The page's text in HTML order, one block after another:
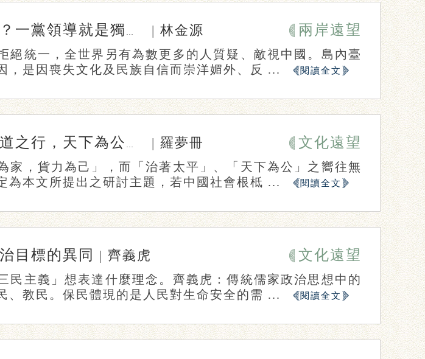
多黨競爭必然民主？一黨領導就是獨裁？ | 林金源 兩岸遠望
絕統一，全世界另有為數更多的人質疑、敵視中國。島內臺
，是因喪失文化及民族自信而崇洋媚外、反 ...
閱讀全文
羅夢冊論中國：大道之行，天下為公（下） | 羅夢冊 文化遠望
家，貨力為己」，而「治著太平」、「天下為公」之嚮往無
為本文所提出之研討主題，若中國社會根柢 ...
閱讀全文
目標的異同 | 齊義虎 文化遠望
民主義」想表達什麼理念。齊義虎：傳統儒家政治思想中的
、教民。保民體現的是人民對生命安全的需 ...
閱讀全文